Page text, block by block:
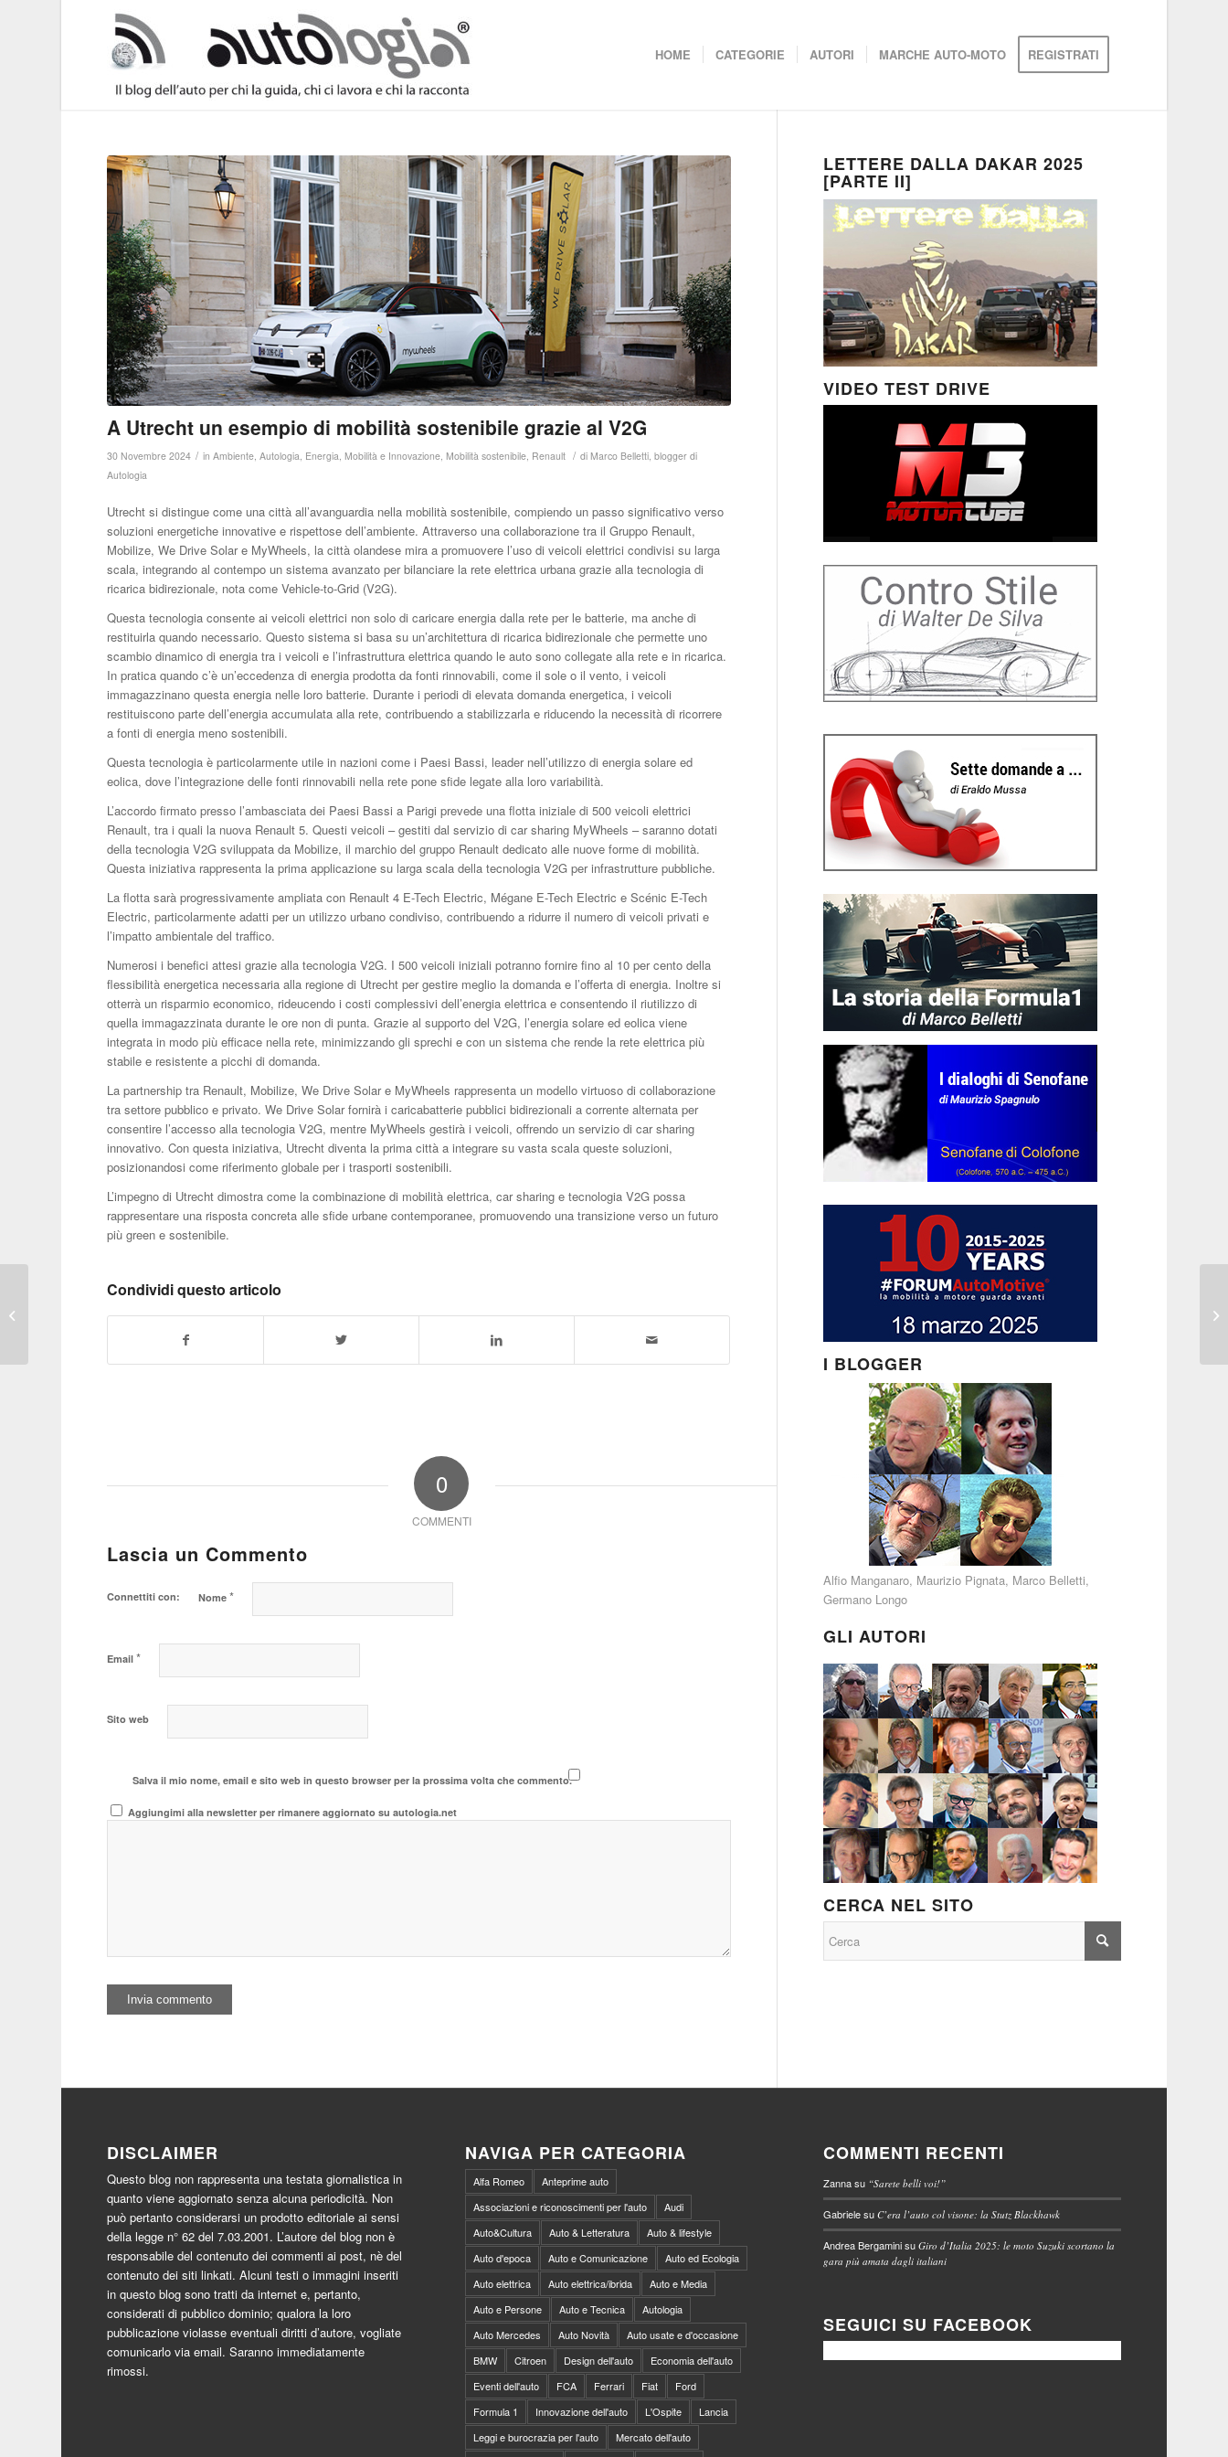
HOME CATEGORIE AUTORI MARCHE AUTO-MOTO REGISTRATI
A Utrecht un esempio di mobilità sostenibile grazie al V2G
30 Novembre 2024 / inAmbiente ,Autologia Energia ,Mobilità e Innovazione ,Mobilità sostenibile Renault / diMarco Belletti, blogger di
Autologia
Utrecht si distingue come una città all’avanguardia nella mobilità sostenibile, compiendo un passo significativo verso
soluzioni energetiche innovative e rispettose dell’ambiente. Attraverso una collaborazione tra il Gruppo Renault,
Mobilize, We Drive Solar e MyWheels, la città olandese mira a promuovere l’uso di veicoli elettrici condivisi su larga
scala, integrando al contempo un sistema avanzato per bilanciare la rete elettrica urbana grazie alla tecnologia di
ricarica bidirezionale, nota come Vehicle-to-Grid (V2G).
Questa tecnologia consente ai veicoli elettrici non solo di caricare energia dalla rete per le batterie, ma anche di
restituirla quando necessario. Questo sistema si basa su un’architettura di ricarica bidirezionale che permette uno
scambio dinamico di energia tra i veicoli e l’infrastruttura elettrica quando le auto sono collegate alla rete e in ricarica.
In pratica quando c’è un’eccedenza di energia prodotta da fonti rinnovabili, come il sole o il vento, i veicoli
immagazzinano questa energia nelle loro batterie. Durante i periodi di elevata domanda energetica, i veicoli
restituiscono parte dell’energia accumulata alla rete, contribuendo a stabilizzarla e riducendo la necessità di ricorrere
a fonti di energia meno sostenibili.
Questa tecnologia è particolarmente utile in nazioni come i Paesi Bassi, leader nell’utilizzo di energia solare ed
eolica, dove l’integrazione delle fonti rinnovabili nella rete pone sfide legate alla loro variabilità.
L’accordo firmato presso l’ambasciata dei Paesi Bassi a Parigi prevede una flotta iniziale di 500 veicoli elettrici
Renault, tra i quali la nuova Renault 5. Questi veicoli – gestiti dal servizio di car sharing MyWheels – saranno dotati
della tecnologia V2G sviluppata da Mobilize, il marchio del gruppo Renault dedicato alle nuove forme di mobilità.
Questa iniziativa rappresenta la prima applicazione su larga scala della tecnologia V2G per infrastrutture pubbliche.
La flotta sarà progressivamente ampliata con Renault 4 E-Tech Electric, Mégane E-Tech Electric e Scénic E-Tech
Electric, particolarmente adatti per un utilizzo urbano condiviso, contribuendo a ridurre il numero di veicoli privati e
l’impatto ambientale del traffico.
Numerosi i benefici attesi grazie alla tecnologia V2G. I 500 veicoli iniziali potranno fornire fino al 10 per cento della
flessibilità energetica necessaria alla regione di Utrecht per gestire meglio la domanda e l’offerta di energia. Inoltre si
otterrà un risparmio economico, rideucendo i costi complessivi dell’energia elettrica e consentendo il riutilizzo di
quella immagazzinata durante le ore non di punta. Grazie al supporto del V2G, l’energia solare ed eolica viene
integrata in modo più efficace nella rete, minimizzando gli sprechi e con un sistema che rende la rete elettrica più
stabile e resistente a picchi di domanda.
La partnership tra Renault, Mobilize, We Drive Solar e MyWheels rappresenta un modello virtuoso di collaborazione
tra settore pubblico e privato. We Drive Solar fornirà i caricabatterie pubblici bidirezionali a corrente alternata per
consentire l’accesso alla tecnologia V2G, mentre MyWheels gestirà i veicoli, offrendo un servizio di car sharing
innovativo. Con questa iniziativa, Utrecht diventa la prima città a integrare su vasta scala queste soluzioni,
posizionandosi come riferimento globale per i trasporti sostenibili.
L’impegno di Utrecht dimostra come la combinazione di mobilità elettrica, car sharing e tecnologia V2G possa
rappresentare una risposta concreta alle sfide urbane contemporanee, promuovendo una transizione verso un futuro
più green e sostenibile.
Condividi questo articolo
0
COMMENTI
Lascia un Commento
Connettiti con: Nome*
Email*
Sito web
Salva il mio nome, email e sito web in questo browser per la prossima volta che commento.
Aggiungimi alla newsletter per rimanere aggiornato su autologia.net
LETTERE DALLA DAKAR 2025
[PARTE II]
VIDEO TEST DRIVE
I BLOGGER
Alfio Manganaro, Maurizio Pignata, Marco Belletti,
Germano Longo
GLI AUTORI
CERCA NEL SITO
DISCLAIMER
Questo blog non rappresenta una testata giornalistica in
quanto viene aggiornato senza alcuna periodicità. Non
può pertanto considerarsi un prodotto editoriale ai sensi
della legge n° 62 del 7.03.2001. L’autore del blog non è
responsabile del contenuto dei commenti ai post, nè del
contenuto dei siti linkati. Alcuni testi o immagini inseriti
in questo blog sono tratti da internet e, pertanto,
considerati di pubblico dominio; qualora la loro
pubblicazione violasse eventuali diritti d’autore, vogliate
comunicarlo via email. Saranno immediatamente
rimossi.
NAVIGA PER CATEGORIA
Alfa Romeo
Anteprime auto
Associazioni e riconoscimenti per l'auto
Audi
Auto&Cultura
Auto & Letteratura
Auto & lifestyle
Auto d'epoca
Auto e Comunicazione
Auto ed Ecologia
Auto elettrica
Auto elettrica/ibrida
Auto e Media
Auto e Persone
Auto e Tecnica
Autologia
Auto Mercedes
Auto Novità
Auto usate e d'occasione
BMW
Citroen Design dell'auto
Economia dell'auto
Eventi dell'auto
FCA Ferrari Fiat
Ford
Formula 1
Innovazione dell'auto L'Ospite
Lancia
Leggi e burocrazia per l'auto
Mercato dell'auto
COMMENTI RECENTI
Zannasu “Sarete belli voi!”
GabrielesuC’era l’auto col visone: la Stutz Blackhawk
Andrea BergaminisuGiro d’Italia 2025: le moto Suzuki scortano la
gara più amata dagli italiani
SEGUICI SU FACEBOOK
Anche la 1000 Miglia
Edizione Cinese nel